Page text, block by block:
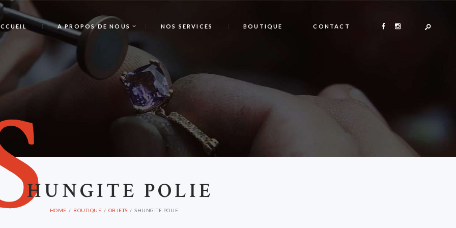
A PROPOS DE NOUS NOS SERVICES BOUTIQUE CONTACT
HUNGITE POLIE
HOME BOUTIQUE OBJETS SHUNGITE POLIE